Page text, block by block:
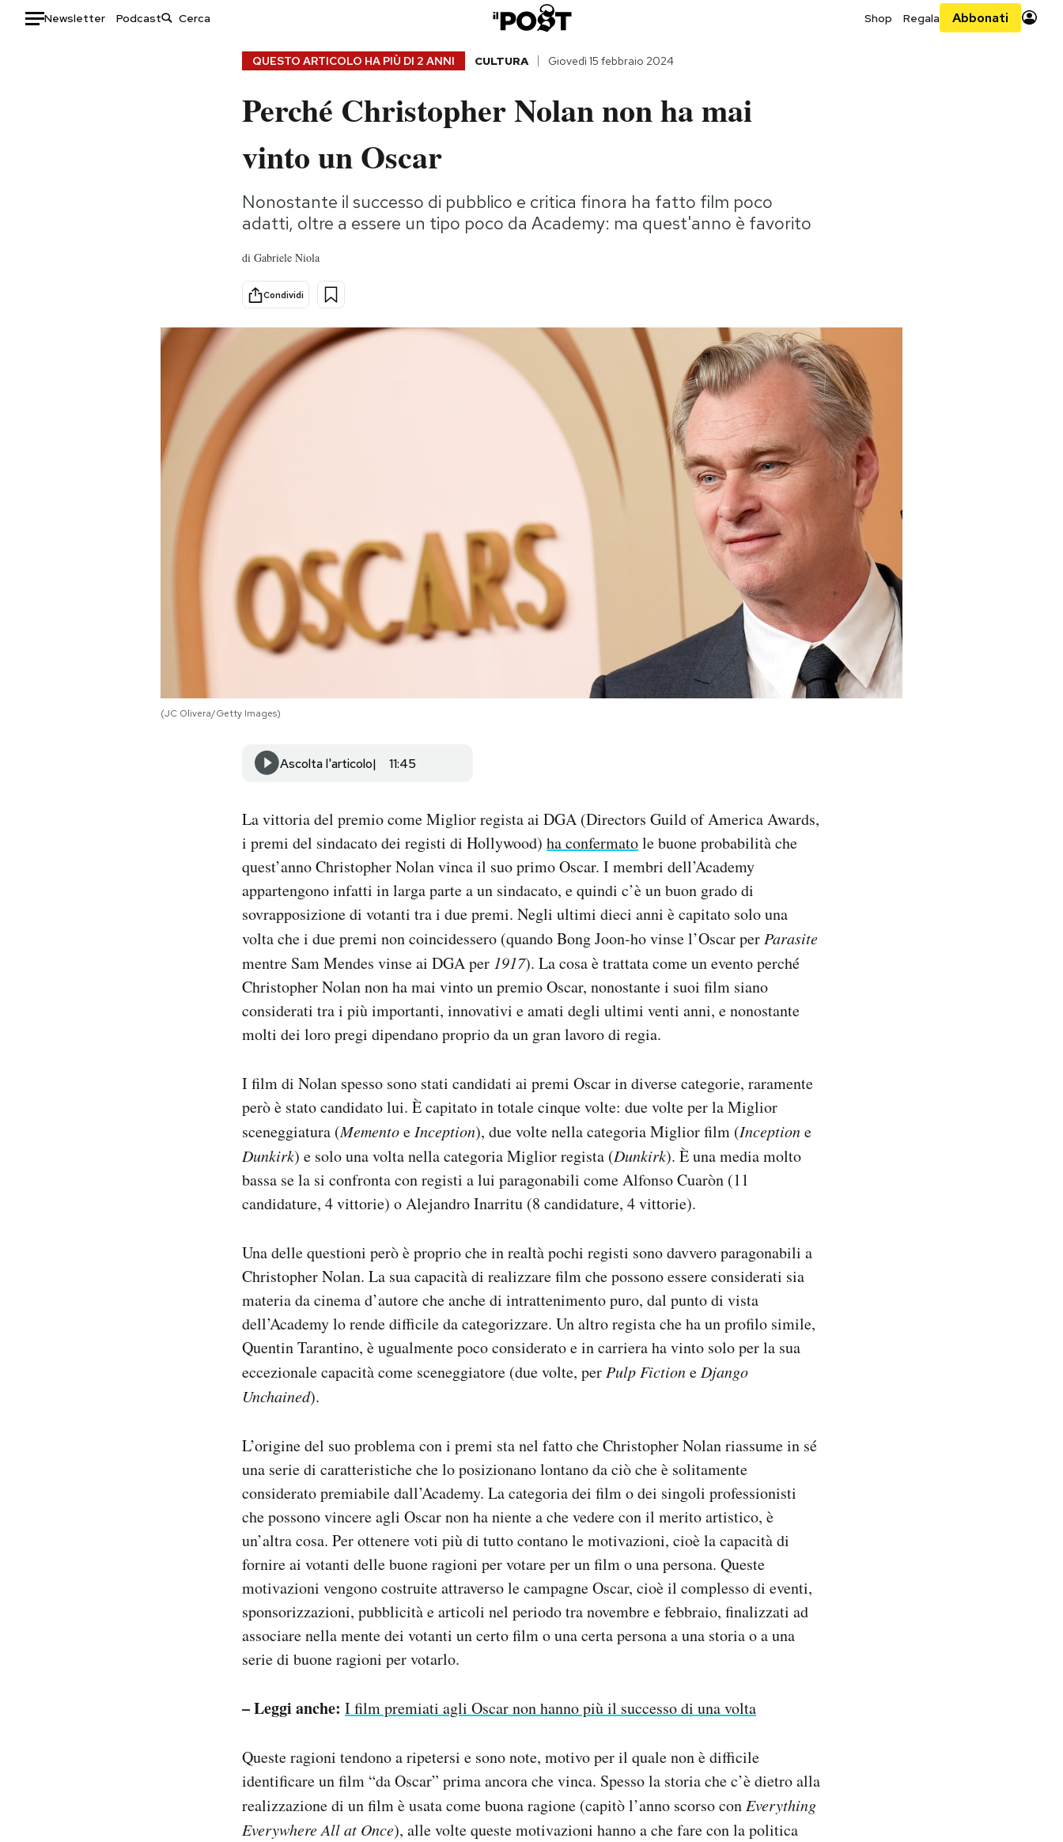
Newsletter Podcast Shop Regala Abbonati
Storie/Idee
Ok Boomer!
QUESTO ARTICOLO HA PIÙ DI 2 ANNI CULTURA Giovedì 15 febbraio 2024
Perché Christopher Nolan non ha mai
vinto un Oscar
Nonostante il successo di pubblico e critica finora ha fatto film poco
adatti, oltre a essere un tipo poco da Academy: ma quest'anno è favorito
di Gabriele Niola
Condividi
(JC Olivera/Getty Images)
Ascolta l'articolo 11:45
La vittoria del premio come Miglior regista ai DGA (Directors Guild of America Awards,
i premi del sindacato dei registi di Hollywood) ha confermatole buone probabilità che
quest’anno Christopher Nolan vinca il suo primo Oscar. I membri dell’Academy
appartengono infatti in larga parte a un sindacato, e quindi c’è un buon grado di
sovrapposizione di votanti tra i due premi. Negli ultimi dieci anni è capitato solo una
volta che i due premi non coincidessero (quando Bong Joon-ho vinse l’Oscar perParasite
mentre Sam Mendes vinse ai DGA per 1917). La cosa è trattata come un evento perché
Christopher Nolan non ha mai vinto un premio Oscar, nonostante i suoi film siano
considerati tra i più importanti, innovativi e amati degli ultimi venti anni, e nonostante
molti dei loro pregi dipendano proprio da un gran lavoro di regia.
I film di Nolan spesso sono stati candidati ai premi Oscar in diverse categorie, raramente
però è stato candidato lui. È capitato in totale cinque volte: due volte per la Miglior
sceneggiatura (MementoeInception), due volte nella categoria Miglior film (Inceptione
Dunkirk) e solo una volta nella categoria Miglior regista (Dunkirk). È una media molto
bassa se la si confronta con registi a lui paragonabili come Alfonso Cuaròn (11
candidature, 4 vittorie) o Alejandro Inarritu (8 candidature, 4 vittorie).
Una delle questioni però è proprio che in realtà pochi registi sono davvero paragonabili a
Christopher Nolan. La sua capacità di realizzare film che possono essere considerati sia
materia da cinema d’autore che anche di intrattenimento puro, dal punto di vista
dell’Academy lo rende difficile da categorizzare. Un altro regista che ha un profilo simile,
Quentin Tarantino, è ugualmente poco considerato e in carriera ha vinto solo per la sua
eccezionale capacità come sceneggiatore (due volte, perPulp FictioneDjango
Unchained).
L’origine del suo problema con i premi sta nel fatto che Christopher Nolan riassume in sé
una serie di caratteristiche che lo posizionano lontano da ciò che è solitamente
considerato premiabile dall’Academy. La categoria dei film o dei singoli professionisti
che possono vincere agli Oscar non ha niente a che vedere con il merito artistico, è
un’altra cosa. Per ottenere voti più di tutto contano le motivazioni, cioè la capacità di
fornire ai votanti delle buone ragioni per votare per un film o una persona. Queste
motivazioni vengono costruite attraverso le campagne Oscar, cioè il complesso di eventi,
sponsorizzazioni, pubblicità e articoli nel periodo tra novembre e febbraio, finalizzati ad
associare nella mente dei votanti un certo film o una certa persona a una storia o a una
serie di buone ragioni per votarlo.
– Leggi anche: I film premiati agli Oscar non hanno più il successo di una volta
Queste ragioni tendono a ripetersi e sono note, motivo per il quale non è difficile
identificare un film “da Oscar” prima ancora che vinca. Spesso la storia che c’è dietro alla
realizzazione di un film è usata come buona ragione (capitò l’anno scorso conEverything
Everywhere All at Once), alle volte queste motivazioni hanno a che fare con la politica